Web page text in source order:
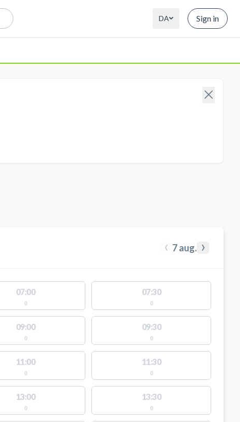
DA Sign in
‹ 7 aug. ›
07:00
0
07:30
0
09:00
0
09:30
0
11:00
0
11:30
0
13:00
0
13:30
0